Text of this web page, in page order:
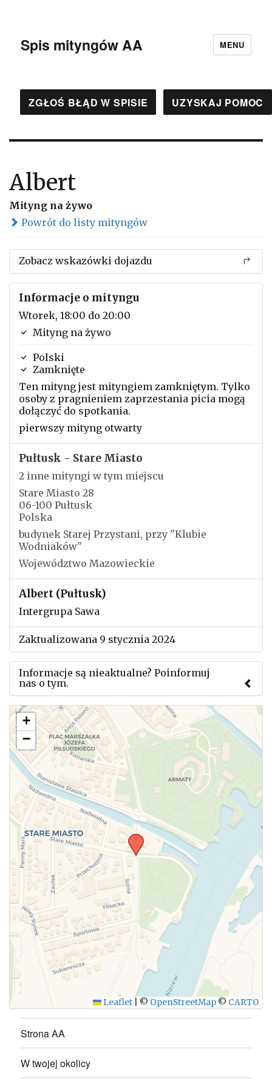
Spis mityngów AA MENU
ZGŁOŚ BŁĄD W SPISIE UZYSKAJ POMOC
Albert
Mityng na żywo
Powrót do listy mityngów
Zobacz wskazówki dojazdu
Informacje o mityngu
Wtorek, 18:00 do 20:00
Mityng na żywo
Polski
Zamknięte
Ten mityng jest mityngiem zamkniętym. Tylko
osoby z pragnieniem zaprzestania picia mogą
dołączyć do spotkania.
pierwszy mityng otwarty
Pułtusk - Stare Miasto
2 inne mityngi w tym miejscu
Stare Miasto 28
06-100 Pułtusk
Polska
budynek Starej Przystani, przy "Klubie
Wodniaków"
Województwo Mazowieckie
Albert (Pułtusk)
Intergrupa Sawa
Zaktualizowana 9 stycznia 2024
Informacje są nieaktualne? Poinformuj
nas o tym.
Użyj tego formularza aby przesłać informację o
zmianach w powyższym mityngu.
WYŚLIJ
+
−
Leaflet © OpenStreetMap © CARTO
Strona AA
W twojej okolicy